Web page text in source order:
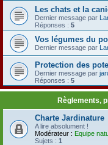
Les chats et la
Dernier message par
Réponses : 5
Vos légumes du
Dernier message par
Protection des
Dernier message par
Réponses : 5
Règlements,
Charte Jardinature
A lire absolument !
Modérateur : Equipe
Sujets : 1